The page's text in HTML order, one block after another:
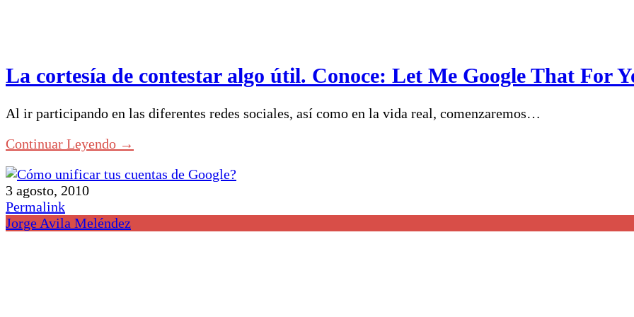
La cortesía de contestar algo útil. Conoce: Let Me Google That For
Al ir participando en las diferentes redes sociales, así como en la vida real, comenzaremos…
Continuar Leyendo →
3 agosto, 2010
Permalink
Jorge Avila Meléndez